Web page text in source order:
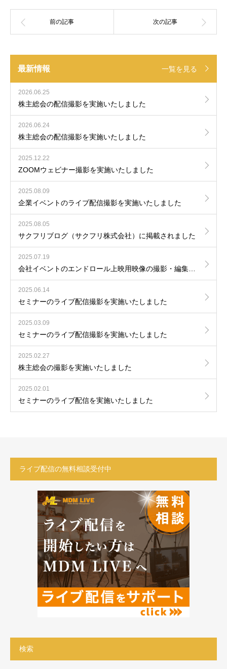
最新情報 一覧を見る
2026.06.25
株主総会の配信撮影を実施いたしました
2026.06.24
株主総会の配信撮影を実施いたしました
2025.12.22
ZOOMウェビナー撮影を実施いたしました
2025.08.09
企業イベントのライブ配信撮影を実施いたしました
2025.08.05
サクフリブログ（サクフリ株式会社）に掲載されました
2025.07.19
会社イベントのエンドロール上映用映像の撮影・編集を実施しました
2025.06.14
セミナーのライブ配信撮影を実施いたしました
2025.03.09
セミナーのライブ配信撮影を実施いたしました
2025.02.27
株主総会の撮影を実施いたしました
2025.02.01
セミナーのライブ配信を実施いたしました
ライブ配信の無料相談受付中
検索